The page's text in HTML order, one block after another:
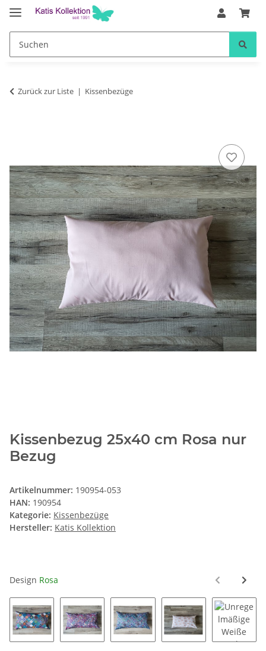
Zurück zur Liste Kissenbezüge
Kissenbezug 25x40 cm Rosa nur
Bezug
Artikelnummer: 190954-053
HAN: 190954
Kategorie: Kissenbezüge
Hersteller: Katis Kollektion
Design Rosa